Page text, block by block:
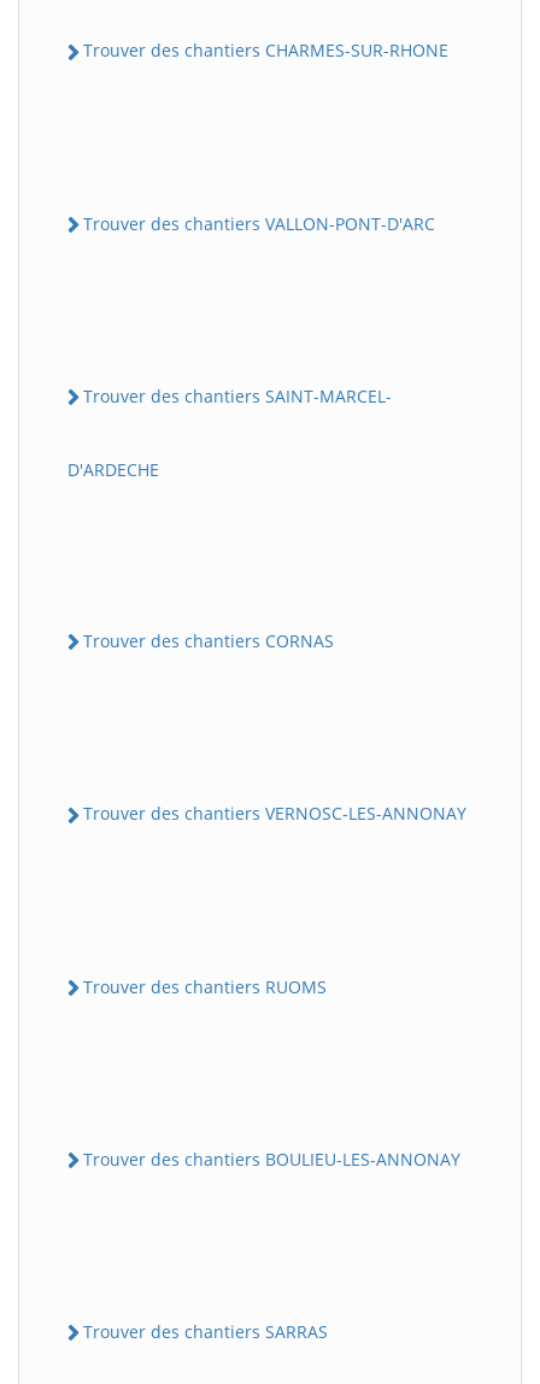
Trouver des chantiers CHARMES-SUR-RHONE
Trouver des chantiers VALLON-PONT-D'ARC
Trouver des chantiers SAINT-MARCEL-
D'ARDECHE
Trouver des chantiers CORNAS
Trouver des chantiers VERNOSC-LES-ANNONAY
Trouver des chantiers RUOMS
Trouver des chantiers BOULIEU-LES-ANNONAY
Trouver des chantiers SARRAS